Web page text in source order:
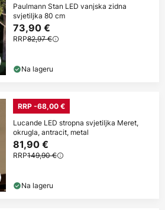
Paulmann Stan LED vanjska zidna
svjetiljka 80 cm
73,90 €
RRP82,97 €
Na lageru
RRP -68,00 €
Lucande LED stropna svjetiljka Meret,
okrugla, antracit, metal
81,90 €
RRP149,90 €
Na lageru